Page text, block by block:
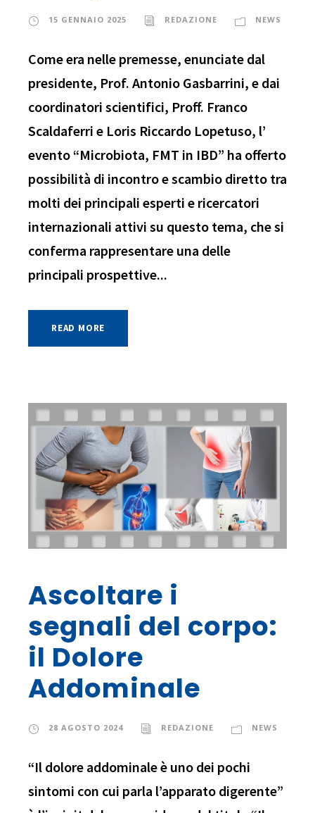
15 GENNAIO 2025 REDAZIONE NEWS
Come era nelle premesse, enunciate dal
presidente, Prof. Antonio Gasbarrini, e dai
coordinatori scientifici, Proff. Franco
Scaldaferri e Loris Riccardo Lopetuso, l’
evento “Microbiota, FMT in IBD” ha offerto
possibilità di incontro e scambio diretto tra
molti dei principali esperti e ricercatori
internazionali attivi su questo tema, che si
conferma rappresentare una delle
principali prospettive...
READ MORE
Ascoltare i
segnali del corpo:
il Dolore
Addominale
28 AGOSTO 2024 REDAZIONE NEWS
“Il dolore addominale è uno dei pochi
sintomi con cui parla l’apparato digerente”